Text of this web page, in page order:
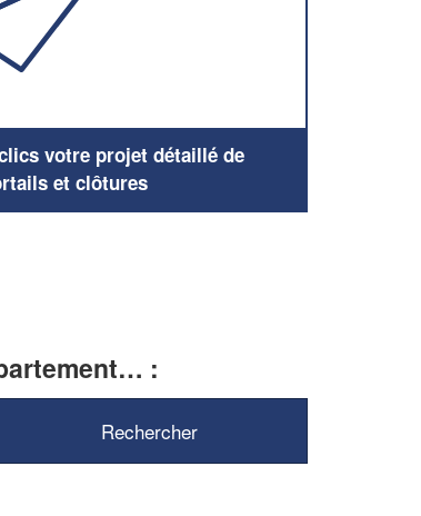
votre projet détaillé de
et clôtures
:
Vous êtes un
professionnel ?